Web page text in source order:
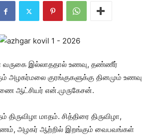
வருகை இல்லாததால் உணவு, தண்ணீர்
அழகர்மலை குரங்குகளுக்கு தினமும் உணவு
ஆட்சியர் என்.முருகேசன்.
மாதம். சித்திரை திருவிழா,
அழகர் ஆற்றில் இறங்கும் வைபவங்கள்